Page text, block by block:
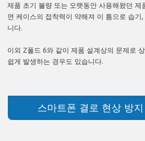
제품 초기 불량 또는 오랫동안 사용해왔던 제
면 케이스의 접착력이 약해져 이 틈으로 습기
니다.
이외 Z폴드 6와 같이 제품 설계상의 문제로
쉽게 발생하는 경우도 있습니다.
스마트폰 결로 현상 방